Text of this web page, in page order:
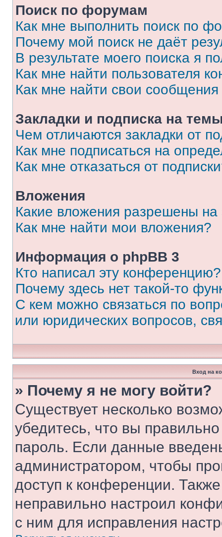
Поиск по форумам
Как мне выполнить поиск по
Почему мой поиск не даёт
В результате моего поиска я
Как мне найти пользователя
Как мне найти свои
Закладки и подписка на
Чем отличаются закладки от
Как мне подписаться на
Как мне отказаться от
Вложения
Какие вложения разрешены
Как мне найти мои вложения?
Информация о phpBB 3
Кто написал эту конференцию?
Почему здесь нет такой-то
С кем можно связаться по
или юридических вопросов,
Вход на
» Почему я не могу войти?
Существует несколько
убедитесь, что вы
пароль. Если данные
администратором, чтобы
доступ к конференции.
неправильно настроил
с ним для исправления